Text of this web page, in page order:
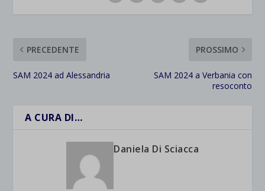
PRECEDENTE
SAM 2024 ad Alessandria
PROSSIMO
SAM 2024 a Verbania con
resoconto
A CURA DI…
Daniela Di Sciacca